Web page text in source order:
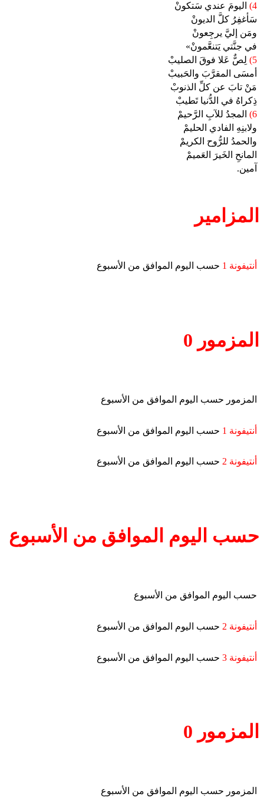
4)
اليومَ عندي سَتكونْ
سَأغفِرُ كلَّ الديونْ
ومَن إليَّ يرجِعونْ
في جنَّتي يَتنعَّمونْ»
5)
لِصٌّ عَلا فوقَ الصليبْ
أمسَى المقرَّبَ والحَبيبْ
مَنْ تابَ عن كلِّ الذنوبْ
ذِكراهُ في الدُّنيا تَطيبْ
6)
المجدُ للآبِ الرَّحيمْ
ولابنِهِ الفادي الحليمْ
والحمدُ للرُّوح الكريمْ
المانحِ الخَيرَ العَميمْ
آمين.
المزامير
أنتيفونة 1 حسب اليوم الموافق من الأسبوع
المزمور 0
المزمور حسب اليوم الموافق من الأسبوع
أنتيفونة 1 حسب اليوم الموافق من الأسبوع
أنتيفونة 2 حسب اليوم الموافق من الأسبوع
حسب اليوم الموافق من الأسبوع
حسب اليوم الموافق من الأسبوع
أنتيفونة 2 حسب اليوم الموافق من الأسبوع
أنتيفونة 3 حسب اليوم الموافق من الأسبوع
المزمور 0
المزمور حسب اليوم الموافق من الأسبوع